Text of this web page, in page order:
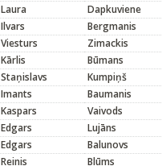
Laura Dapkuviene
Ilvars Bergmanis
Viesturs Zimackis
Kārlis Būmans
Staņislavs Kumpiņš
Imants Baumanis
Kaspars Vaivods
Edgars Lujāns
Edgars Balunovs
Reinis Blūms